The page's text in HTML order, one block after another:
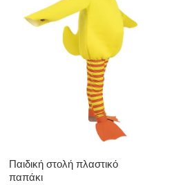
Παιδική στολή πλαστικό
παπάκι